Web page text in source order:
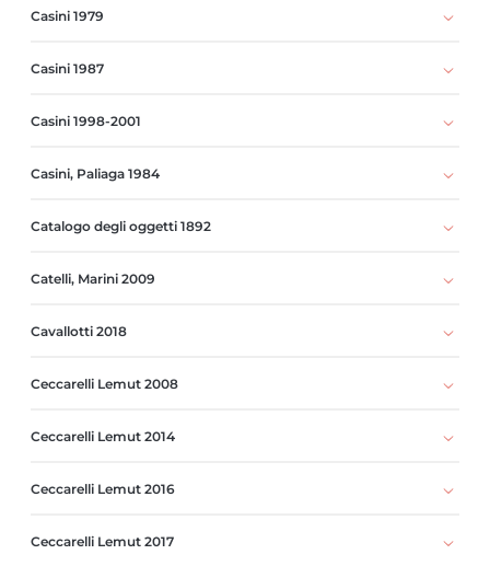
Casini 1979
Casini 1987
Casini 1998-2001
Casini, Paliaga 1984
Catalogo degli oggetti 1892
Catelli, Marini 2009
Cavallotti 2018
Ceccarelli Lemut 2008
Ceccarelli Lemut 2014
Ceccarelli Lemut 2016
Ceccarelli Lemut 2017